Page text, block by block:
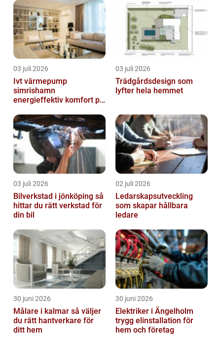
03 juli 2026
Ivt värmepump
simrishamn
energieffektiv komfort på
03 juli 2026
Trädgårdsdesign som
lyfter hela hemmet
03 juli 2026
Bilverkstad i jönköping så
hittar du rätt verkstad för
din bil
02 juli 2026
Ledarskapsutveckling
som skapar hållbara
ledare
30 juni 2026
Målare i kalmar så väljer
du rätt hantverkare för
ditt hem
30 juni 2026
Elektriker i Ängelholm
trygg elinstallation för
hem och företag